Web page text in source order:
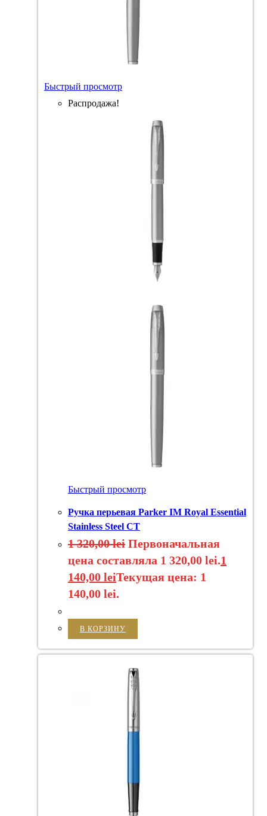
Быстрый просмотр
Распродажа!
Быстрый просмотр
Ручка перьевая Parker IM Royal Essential
Stainless Steel CT
1 320,00lei Первоначальная
цена составляла 1 320,00 lei.1
140,00 leiТекущая цена: 1
140,00 lei.
В КОРЗИНУ